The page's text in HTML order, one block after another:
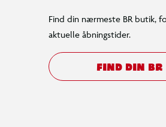
Find din nærmeste BR butik,
aktuelle åbningstider.
FIND DIN BR